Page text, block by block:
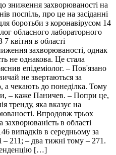
зниження захворюваності на
поспіль, про це на засіданні
боротьби з коронавірусом 14
обласного лабораторного
квітня в області
захворюваності, однак
не однакова. Це стала
епідеміолог. – Пов'язано
не звертаються за
чекають до понеділка. Тому
– каже Паничев. – Попри це,
тренду, яка вказує на
Впродовж трьох
в області
випадків в середньому за
211; – два тижні тому – 271.
[…]